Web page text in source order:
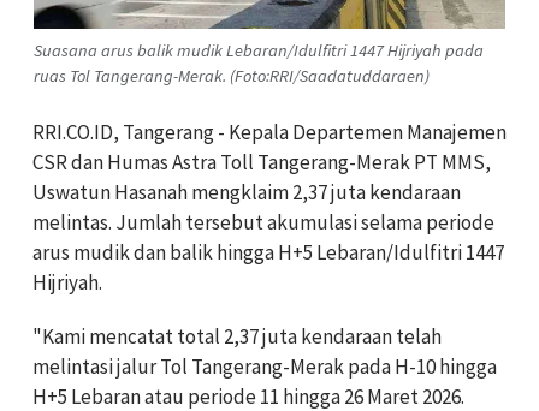
Suasana arus balik mudik Lebaran/Idulfitri 1447 Hijriyah pada
ruas Tol Tangerang-Merak. (Foto:RRI/Saadatuddaraen)
RRI.CO.ID, Tangerang - Kepala Departemen Manajemen
CSR dan Humas Astra Toll Tangerang-Merak PT MMS,
Uswatun Hasanah mengklaim 2,37 juta kendaraan
melintas. Jumlah tersebut akumulasi selama periode
arus mudik dan balik hingga H+5 Lebaran/Idulfitri 1447
Hijriyah.
"Kami mencatat total 2,37 juta kendaraan telah
melintasi jalur Tol Tangerang-Merak pada H-10 hingga
H+5 Lebaran atau periode 11 hingga 26 Maret 2026.